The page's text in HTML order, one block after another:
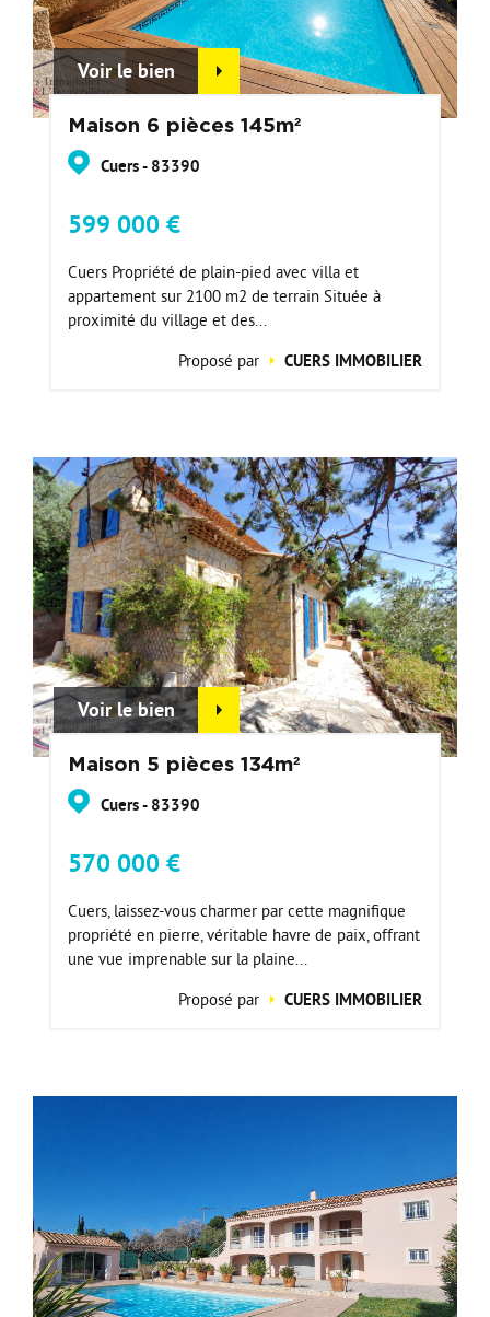
Voir le bien
Maison 6 pièces 145m²
Cuers - 83390
599 000 €
Cuers Propriété de plain-pied avec villa et
appartement sur 2100 m2 de terrain Située à
proximité du village et des...
Proposé par
CUERS IMMOBILIER
Voir le bien
Maison 5 pièces 134m²
Cuers - 83390
570 000 €
Cuers, laissez-vous charmer par cette magnifique
propriété en pierre, véritable havre de paix, offrant
une vue imprenable sur la plaine...
Proposé par
CUERS IMMOBILIER